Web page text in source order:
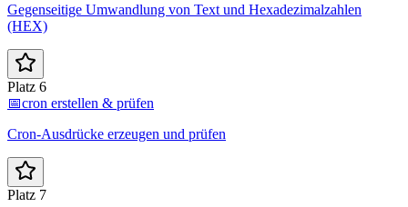
Gegenseitige Umwandlung von Text und Hexadezimalzahlen
(HEX)
Platz 6
📅cron erstellen & prüfen
Cron-Ausdrücke erzeugen und prüfen
Platz 7